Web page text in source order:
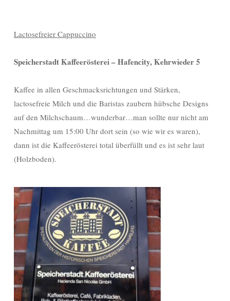
Lactosefreier Cappuccino
Speicherstadt Kaffeerösterei – Hafencity, Kehrwieder 5
Kaffee in allen Geschmacksrichtungen und Stärken,
lactosefreie Milch und die Baristas zaubern hübsche Designs
auf den Milchschaum…wunderbar…man sollte nur nicht am
Nachmittag um 15:00 Uhr dort sein (so wie wir es waren),
dann ist die Kaffeerösterei total überfüllt und es ist sehr laut
(Holzboden).